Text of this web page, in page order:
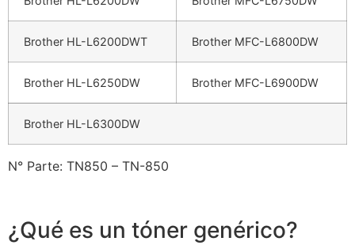
Brother HL-L6200DWT Brother MFC-L6800DW
Brother HL-L6250DW Brother MFC-L6900DW
Brother HL-L6300DW
N° Parte: TN850 – TN-850
¿Qué es un tóner genérico?